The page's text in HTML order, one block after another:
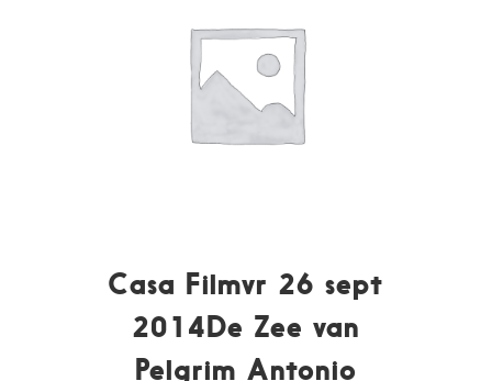
Casa Filmvr 26 sept
2014De Zee van
Pelgrim Antonio